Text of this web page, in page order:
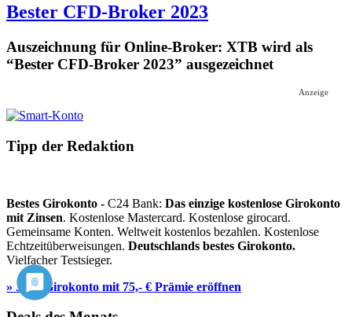
Bester CFD-Broker 2023
Auszeichnung für Online-Broker: XTB wird als
“Bester CFD-Broker 2023” ausgezeichnet
Anzeige
Tipp der Redaktion
Bestes Girokonto - C24 Bank: Das einzige kostenlose Girokonto
mit Zinsen. Kostenlose Mastercard. Kostenlose girocard.
Gemeinsame Konten. Weltweit kostenlos bezahlen. Kostenlose
Echtzeitüberweisungen. Deutschlands bestes Girokonto.
Vielfacher Testsieger.
» Jetzt Girokonto mit 75,- € Prämie eröffnen